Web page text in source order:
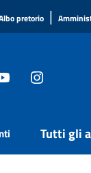
pretorio |
Tutti gli